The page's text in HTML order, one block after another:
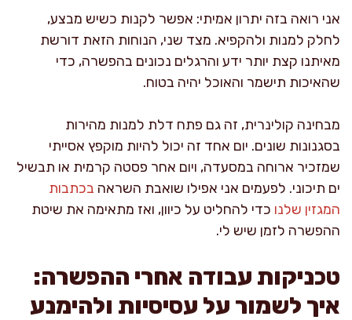
אני רואה בזה יתרון אמיתי: אפשר לקנות כשיש מבצע,
לחלק למנות ולהקפיא. מצד שני, הנוחות הזאת דורשת
מאיתנו קצת יותר ידע והרגלים נכונים בהפשרה, כדי
שהאיכות תישמר והאוכל יהיה בטוח.
מבחינה קולינרית, זה גם פתח דלת למנות מהירות
בסגנונות שונים. יום אחד זה יכול להיות מוקפץ אסייתי
שמזכיר ארוחה במסעדה, ויום אחר פסטה קרמית או תבשיל
ים תיכוני. לפעמים אני אפילו שואבת השראה בכתבות
המגזין שלנו כדי להחליט על כיוון, ואז מתאימה את שיטת
ההפשרה לזמן שיש לי.
טכניקות עבודה אחרי ההפשרה:
איך לשמור על עסיסיות ולהימנע